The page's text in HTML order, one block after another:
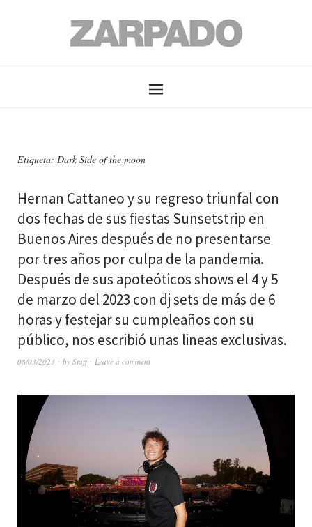
Etiqueta: Dark Side of the moon
Hernan Cattaneo y su regreso triunfal con
dos fechas de sus fiestas Sunsetstrip en
Buenos Aires después de no presentarse
por tres años por culpa de la pandemia.
Después de sus apoteóticos shows el 4 y 5
de marzo del 2023 con dj sets de más de 6
horas y festejar su cumpleaños con su
público, nos escribió unas lineas exclusivas.
08/03/2023 by Staff Leave a comment